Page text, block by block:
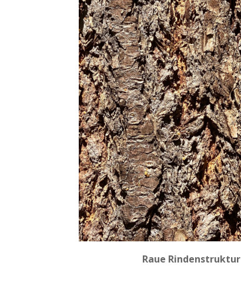
Raue Rindenstruktur